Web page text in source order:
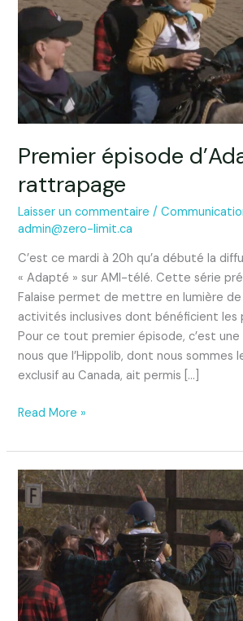
Premier épisode
rattrapage
Laisser un commentaire /
admin@zero-limit.ca
C’est ce mardi à 20h qu’a débuté la
« Adapté » sur AMI-télé. Cette série
Falaise permet de mettre en lumière de
activités inclusives dont bénéficient les
Pour ce tout premier épisode, c’est
nous que l’Hippolib, dont nous sommes
exclusif au Canada, ait permis […]
en
rattrapage
Read More »
L’Hippolib
dans
Adapté